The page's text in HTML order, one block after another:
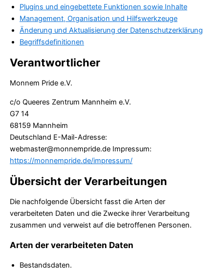
Plugins und eingebettete Funktionen sowie Inhalte
Management, Organisation und Hilfswerkzeuge
Änderung und Aktualisierung der Datenschutzerklärung
Begriffsdefinitionen
Verantwortlicher
Monnem Pride e.V.
c/o Queeres Zentrum Mannheim e.V.
G7 14
68159 Mannheim
Deutschland E-Mail-Adresse:
webmaster@monnempride.de Impressum:
https://monnempride.de/impressum/
Übersicht der Verarbeitungen
Die nachfolgende Übersicht fasst die Arten der
verarbeiteten Daten und die Zwecke ihrer Verarbeitung
zusammen und verweist auf die betroffenen Personen.
Arten der verarbeiteten Daten
Bestandsdaten.